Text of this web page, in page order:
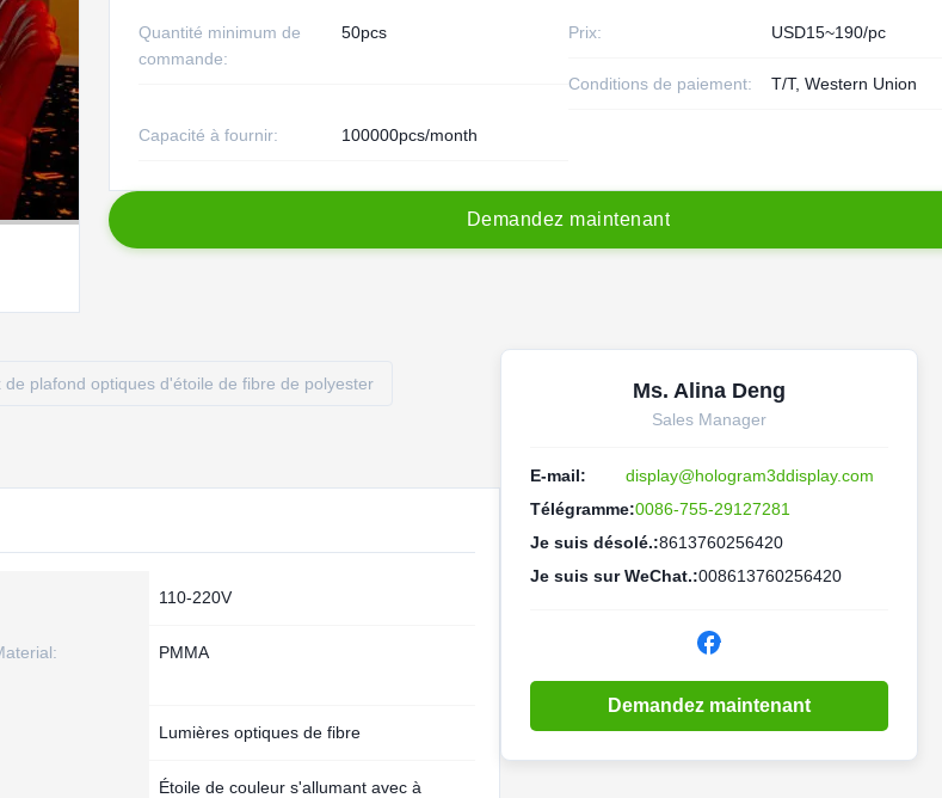
Quantité minimum de
commande:
50pcs Prix: USD15~190/pc
Conditions de paiement: T/T, Western Union
Capacité à fournir: 100000pcs/month
Demandez maintenant
de plafond optiques d'étoile de fibre de polyester
110-220V
PMMA
Lumières optiques de fibre
Étoile de couleur s'allumant avec à
Ms. Alina Deng
Sales Manager
E-mail:
display@hologram3ddisplay.com
Télégramme:0086-755-29127281
Je suis désolé.:8613760256420
Je suis sur WeChat.:008613760256420
Demandez maintenant